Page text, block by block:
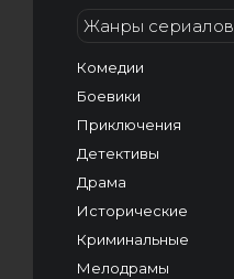
Жанры сериалов
Комедии
Боевики
Приключения
Детективы
Драма
Исторические
Криминальные
Мелодрамы